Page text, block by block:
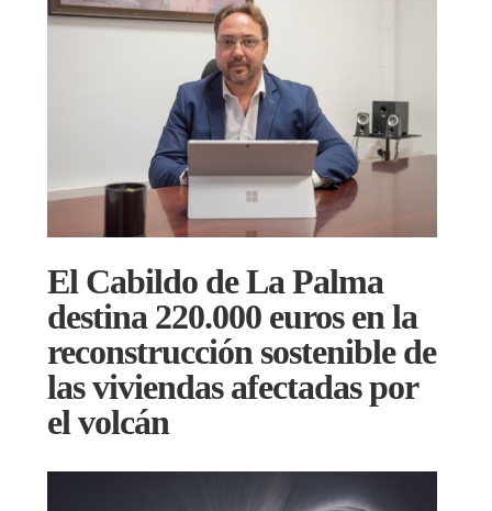
El Cabildo de La Palma
destina 220.000 euros en la
reconstrucción sostenible de
las viviendas afectadas por
el volcán